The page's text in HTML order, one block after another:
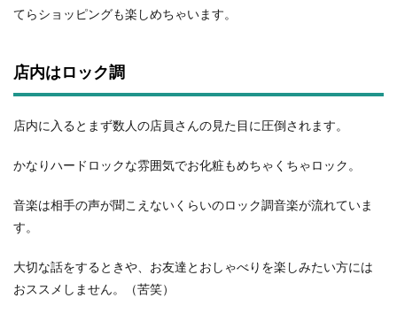
てらショッピングも楽しめちゃいます。
店内はロック調
店内に入るとまず数人の店員さんの見た目に圧倒されます。
かなりハードロックな雰囲気でお化粧もめちゃくちゃロック。
音楽は相手の声が聞こえないくらいのロック調音楽が流れていま
す。
大切な話をするときや、お友達とおしゃべりを楽しみたい方には
おススメしません。（苦笑）